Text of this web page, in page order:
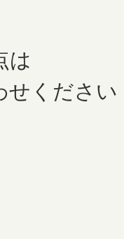
は
せください